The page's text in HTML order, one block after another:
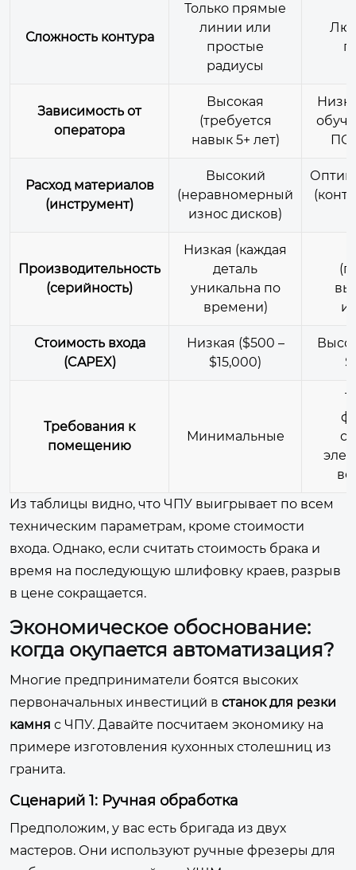
Сложность контура
Только прямые
линии или
простые
радиусы
Зависимость от
оператора
Высокая
(требуется
навык 5+ лет)
ПО
Расход материалов
(инструмент)
Высокий
(неравномерный
износ дисков)
Производительность
(серийность)
Низкая (каждая
деталь
уникальна по
времени)
Стоимость входа
(CAPEX)
Низкая ($500 –
$15,000)
Требования к
помещению
Минимальные
Из таблицы видно, что ЧПУ выигрывает по всем
техническим параметрам, кроме стоимости
входа. Однако, если считать стоимость брака и
время на последующую шлифовку краев, разрыв
в цене сокращается.
Экономическое обоснование:
когда окупается автоматизация?
Многие предприниматели боятся высоких
первоначальных инвестиций в станок для резки
камня с ЧПУ. Давайте посчитаем экономику на
примере изготовления кухонных столешниц из
гранита.
Сценарий 1: Ручная обработка
Предположим, у вас есть бригада из двух
мастеров. Они используют ручные фрезеры для